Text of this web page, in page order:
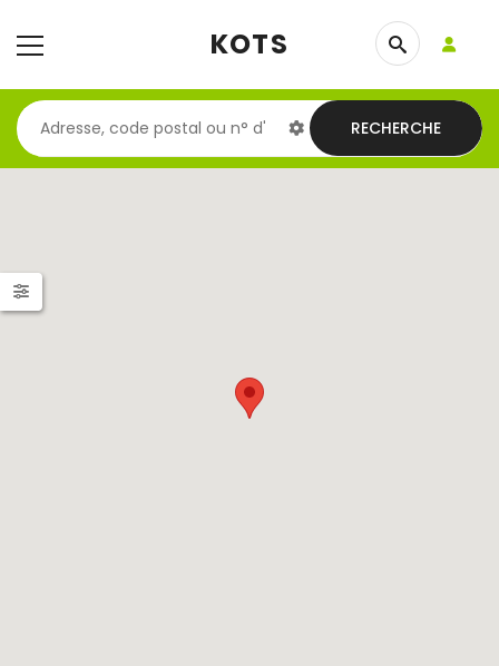
KOTS
RECHERCHE